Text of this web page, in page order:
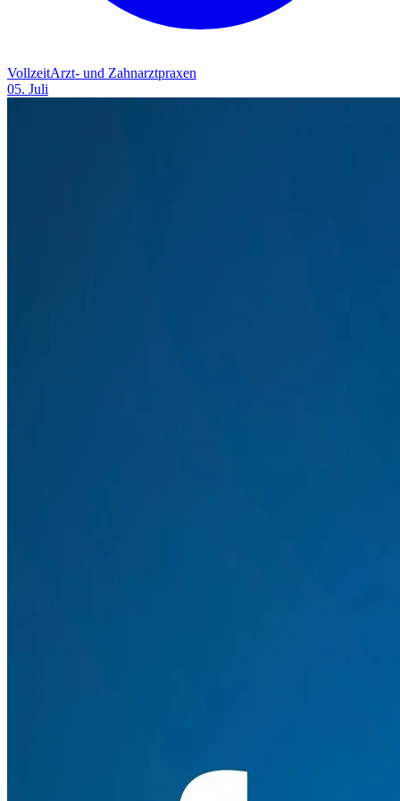
VollzeitArzt- und Zahnarztpraxen
05. Juli